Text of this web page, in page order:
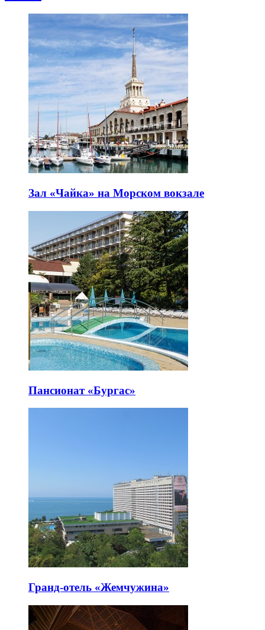
Зал «Чайка» на Морском вокзале
Пансионат «Бургас»
Гранд-отель «Жемчужина»